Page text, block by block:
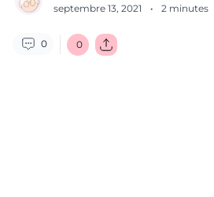
septembre 13, 2021 · 2 minutes
0 0